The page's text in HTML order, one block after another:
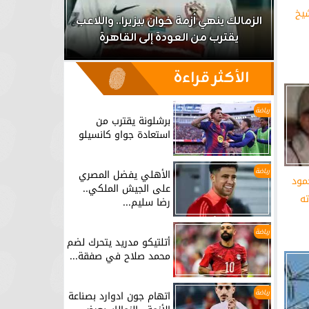
بن شرقي حلقة الوصل بين عموتة ولاعبي
الأهلي.. تفاصيل
الأكثر قراءة
رياضة
برشلونة يقترب من
استعادة جواو كانسيلو
رياضة الأهلي يفضل المصري
على الجيش الملكي..
رضا سليم...
رياضة
أتلتيكو مدريد يتحرك لضم
محمد صلاح في صفقة...
رياضة اتهام جون ادوارد بصناعة